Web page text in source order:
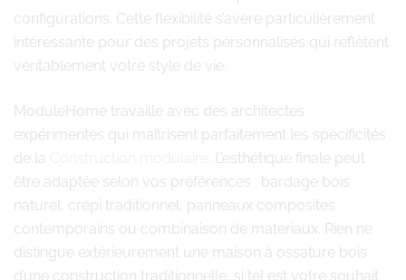
configurations. Cette flexibilité s’avère particulièrement
intéressante pour des projets personnalisés qui reflètent
véritablement votre style de vie.
ModuleHome travaille avec des architectes
expérimentés qui maîtrisent parfaitement les spécificités
de la Construction modulaire. L’esthétique finale peut
être adaptée selon vos préférences : bardage bois
naturel, crépi traditionnel, panneaux composites
contemporains ou combinaison de matériaux. Rien ne
distingue extérieurement une maison à ossature bois
d’une construction traditionnelle, si tel est votre souhait.